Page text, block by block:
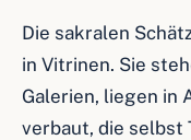
Die sakralen
in Vitrinen. Sie
Galerien, liegen in
verbaut, die selbst